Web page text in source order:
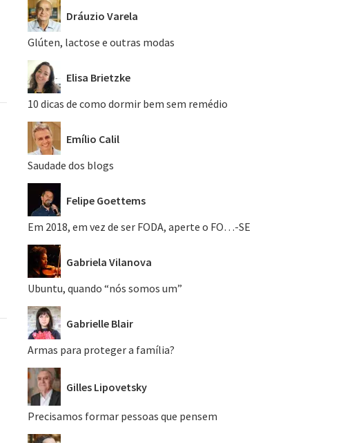
Dráuzio Varela
Glúten, lactose e outras modas
Elisa Brietzke
10 dicas de como dormir bem sem remédio
Emílio Calil
Saudade dos blogs
Felipe Goettems
Em 2018, em vez de ser FODA, aperte o FO…-SE
Gabriela Vilanova
Ubuntu, quando “nós somos um”
Gabrielle Blair
Armas para proteger a família?
Gilles Lipovetsky
Precisamos formar pessoas que pensem